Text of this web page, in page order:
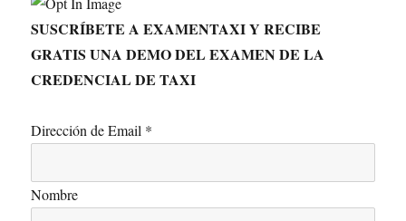
SUSCRÍBETE A EXAMENTAXI Y RECIBE
GRATIS UNA DEMO DEL EXAMEN DE LA
CREDENCIAL DE TAXI
Dirección de Email *
Nombre